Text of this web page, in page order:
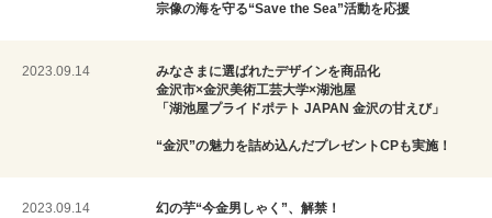
宗像の海を守る“Save the Sea”活動を応援
2023.09.14
みなさまに選ばれたデザインを商品化
金沢市×金沢美術工芸大学×湖池屋
「湖池屋プライドポテト JAPAN 金沢の甘えび」
“金沢”の魅力を詰め込んだプレゼントCPも実施！
2023.09.14
幻の芋“今金男しゃく”、解禁！